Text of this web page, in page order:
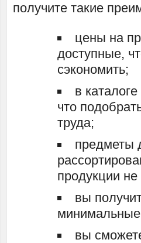
получите такие
цены на
доступные,
сэкономить;
в
что
труда;
предметы
продукции
вы
минимальные
вы